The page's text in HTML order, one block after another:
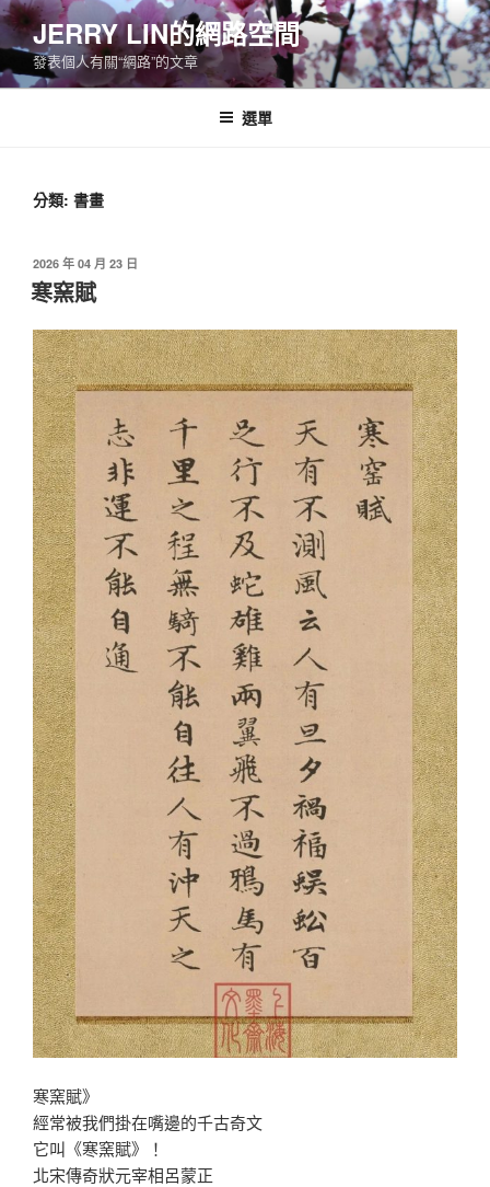
跳
至
主
要
JERRY LIN的網路空間
發表個人有關“網路”的文章
選單
分類: 書畫
發
佈
於
2026 年 04 月 23 日
寒窯賦
寒窯賦》
經常被我們掛在嘴邊的千古奇文
它叫《寒窯賦》！
北宋傳奇狀元宰相呂蒙正